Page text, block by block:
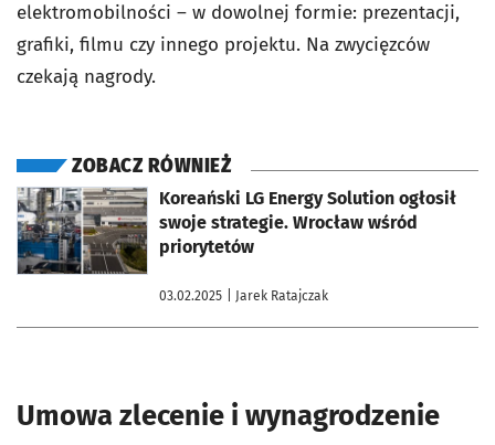
elektromobilności – w dowolnej formie: prezentacji,
grafiki, filmu czy innego projektu. Na zwycięzców
czekają nagrody.
ZOBACZ RÓWNIEŻ
Koreański LG Energy Solution ogłosił
swoje strategie. Wrocław wśród
priorytetów
03.02.2025 | Jarek Ratajczak
otworzy się w nowej karcie
Umowa zlecenie i wynagrodzenie